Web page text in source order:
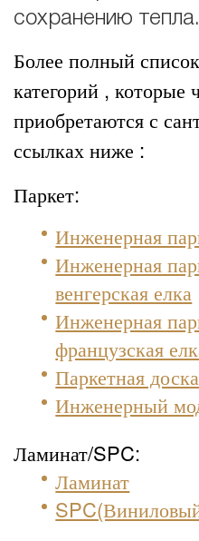
сохранению тепла.
Более полный
категорий , которые
приобретаются с
ссылках ниже :
Паркет:
Инженерная
Инженерная
венгерская елка
Инженерная
французская
Паркетная доска
Инженерный
Ламинат/SPC:
Ламинат